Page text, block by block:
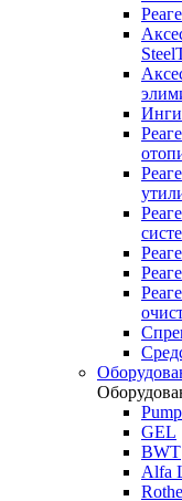
GEL
BWT
Alfa